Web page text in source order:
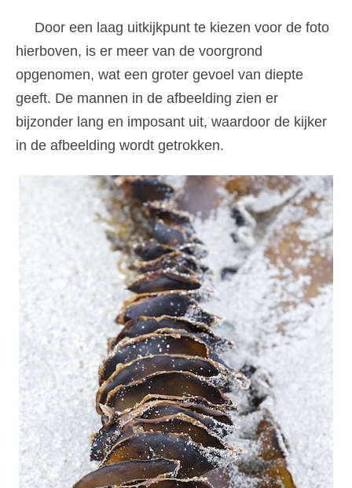
Door een laag uitkijkpunt te kiezen voor de foto
hierboven, is er meer van de voorgrond
opgenomen, wat een groter gevoel van diepte
geeft. De mannen in de afbeelding zien er
bijzonder lang en imposant uit, waardoor de kijker
in de afbeelding wordt getrokken.